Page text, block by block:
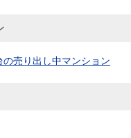
の売り出し中マンション